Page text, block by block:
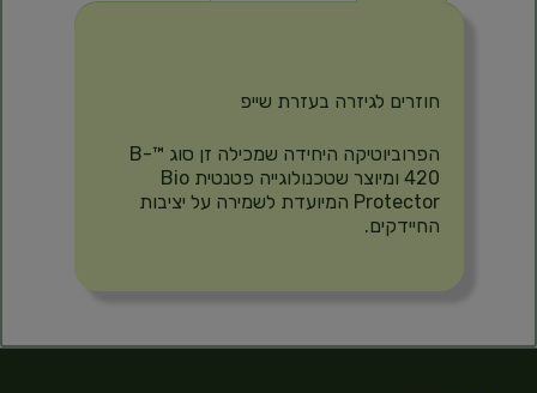
חוזרים לגיזרה בעזרת שייפ
הפרוביוטיקה היחידה שמכילה זן סוג ™B-
420 ומיוצר שטכנולוגייה פטנטית Bio
Protector המיועדת לשמירה על יציבות
החיידקים.